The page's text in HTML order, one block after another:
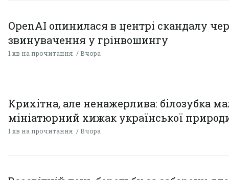
OpenAI опинилася в центрі скандалу
звинувачення у грінвошингу
1 хв на прочитання Вчора
Крихітна, але ненажерлива: білозубка
мініатюрний хижак української
1 хв на прочитання Вчора